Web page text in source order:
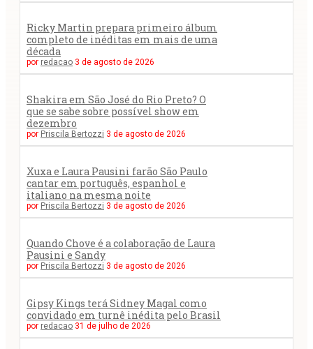
Ricky Martin prepara primeiro álbum
completo de inéditas em mais de uma
década
por redacao 3 de agosto de 2026
Shakira em São José do Rio Preto? O
que se sabe sobre possível show em
dezembro
por Priscila Bertozzi 3 de agosto de 2026
Xuxa e Laura Pausini farão São Paulo
cantar em português, espanhol e
italiano na mesma noite
por Priscila Bertozzi 3 de agosto de 2026
Quando Chove é a colaboração de Laura
Pausini e Sandy
por Priscila Bertozzi 3 de agosto de 2026
Gipsy Kings terá Sidney Magal como
convidado em turnê inédita pelo Brasil
por redacao 31 de julho de 2026